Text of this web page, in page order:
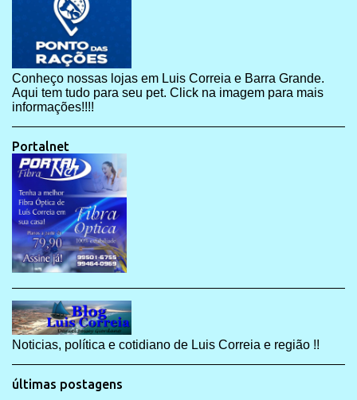
Conheço nossas lojas em Luis Correia e Barra Grande.
Aqui tem tudo para seu pet. Click na imagem para mais
informações!!!!
Portalnet
Noticias, política e cotidiano de Luis Correia e região !!
últimas postagens